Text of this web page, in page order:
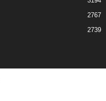
2767
2739